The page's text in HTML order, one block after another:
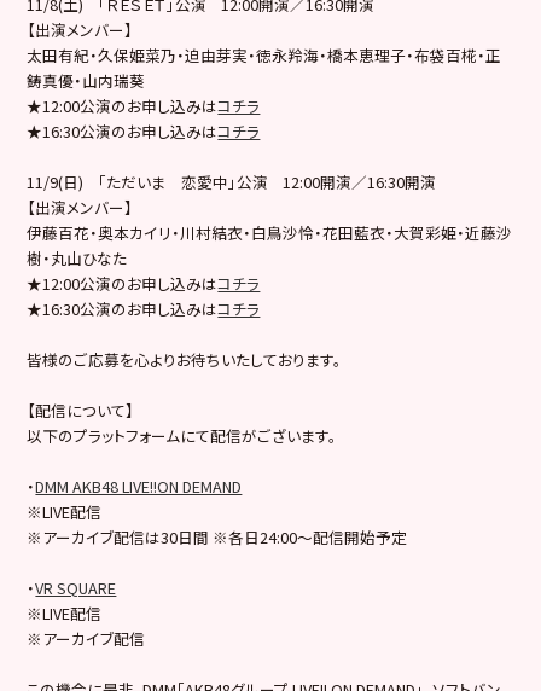
【出演メンバー】
太田有紀・久保姫菜乃・迫由芽実・徳永羚海・橋本恵理子・布袋百椛・正
鋳真優・山内瑞葵
★12:00公演のお申し込みはコチラ
★16:30公演のお申し込みはコチラ
11/9(日) 「ただいま 恋愛中」公演 12:00開演／16:30開演
【出演メンバー】
伊藤百花・奥本カイリ・川村結衣・白鳥沙怜・花田藍衣・大賀彩姫・近藤沙
樹・丸山ひなた
★12:00公演のお申し込みはコチラ
★16:30公演のお申し込みはコチラ
皆様のご応募を心よりお待ちいたしております。
【配信について】
以下のプラットフォームにて配信がございます。
・DMM AKB48 LIVE!!ON DEMAND
※LIVE配信
※アーカイブ配信は30日間 ※各日24:00～配信開始予定
・VR SQUARE
※LIVE配信
※アーカイブ配信